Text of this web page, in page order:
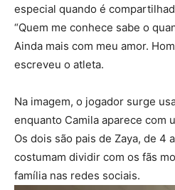
especial quando é
“Quem me conhece sabe o
Ainda mais com meu amor.
escreveu o atleta.
Na imagem, o jogador surge
enquanto Camila aparece com
Os dois são pais de Zaya, de 4
costumam dividir com os fãs
família nas redes sociais.